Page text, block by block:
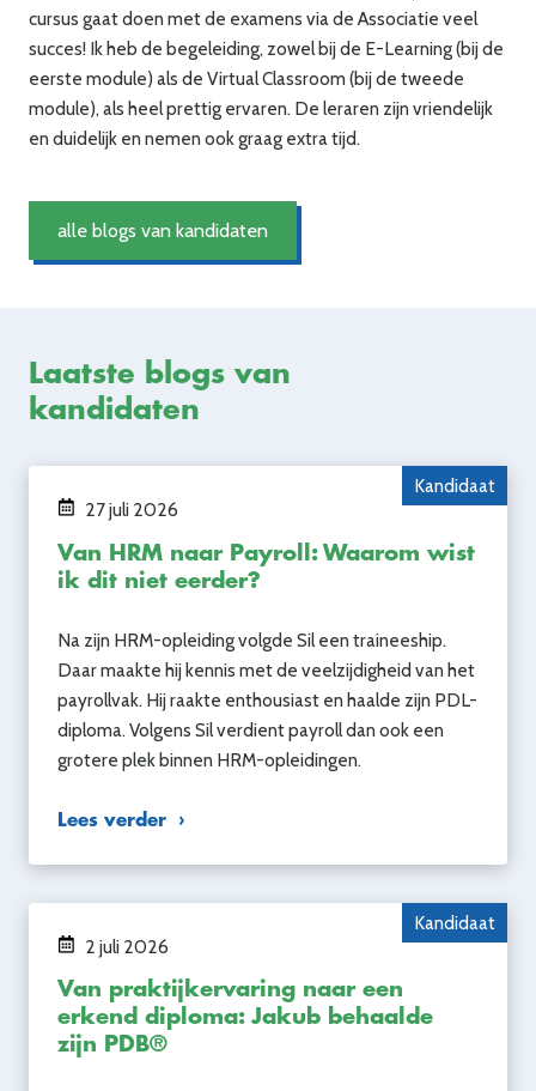
cursus gaat doen met de examens via de Associatie veel
succes! Ik heb de begeleiding, zowel bij de E-Learning (bij de
eerste module) als de Virtual Classroom (bij de tweede
module), als heel prettig ervaren. De leraren zijn vriendelijk
en duidelijk en nemen ook graag extra tijd.
alle blogs van kandidaten
Laatste blogs van
kandidaten
Kandidaat
27 juli 2026
Van HRM naar Payroll: Waarom wist
ik dit niet eerder?
Na zijn HRM-opleiding volgde Sil een traineeship.
Daar maakte hij kennis met de veelzijdigheid van het
payrollvak. Hij raakte enthousiast en haalde zijn PDL-
diploma. Volgens Sil verdient payroll dan ook een
grotere plek binnen HRM-opleidingen.
Lees verder
Kandidaat
2 juli 2026
Van praktijkervaring naar een
erkend diploma: Jakub behaalde
zijn PDB®